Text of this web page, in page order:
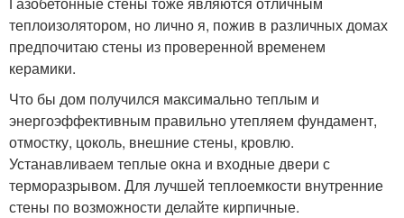
теплоизолятором, но лично я, пожив в различных домах
предпочитаю стены из проверенной временем
керамики.
Что бы дом получился максимально теплым и
энергоэффективным правильно утепляем фундамент,
отмостку, цоколь, внешние стены, кровлю.
Устанавливаем теплые окна и входные двери с
терморазрывом. Для лучшей теплоемкости внутренние
стены по возможности делайте кирпичные.